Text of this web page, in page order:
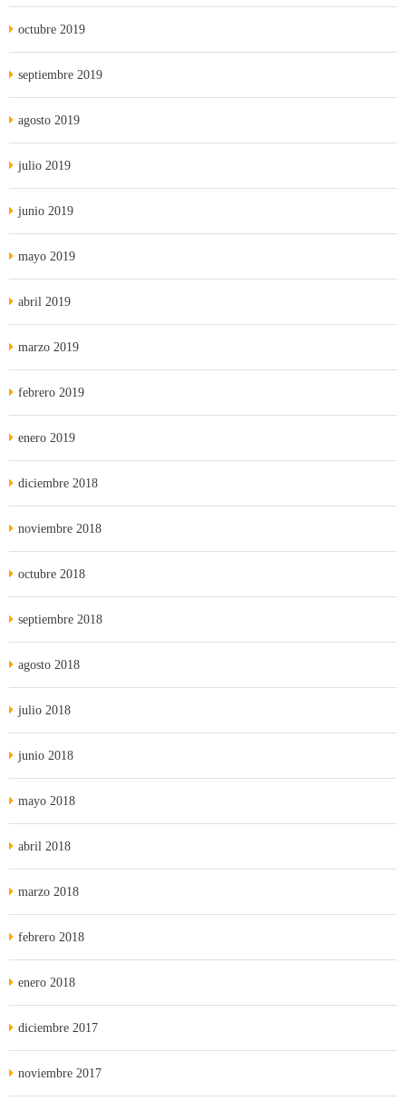
octubre 2019
septiembre 2019
agosto 2019
julio 2019
junio 2019
mayo 2019
abril 2019
marzo 2019
febrero 2019
enero 2019
diciembre 2018
noviembre 2018
octubre 2018
septiembre 2018
agosto 2018
julio 2018
junio 2018
mayo 2018
abril 2018
marzo 2018
febrero 2018
enero 2018
diciembre 2017
noviembre 2017